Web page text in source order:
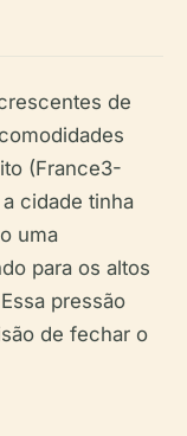
de
(France3-
cidade tinha
uma
para os altos
pressão
de fechar o